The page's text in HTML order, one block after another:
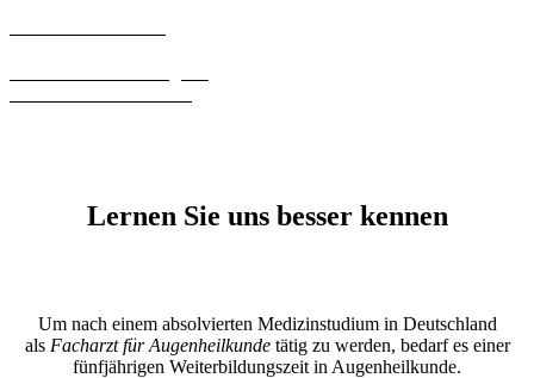
Lernen Sie uns besser kennen
Um nach einem absolvierten Medizinstudium in Deutschland
als Facharzt für Augenheilkundetätig zu werden, bedarf es einer
fünfjährigen Weiterbildungszeit in Augenheilkunde.